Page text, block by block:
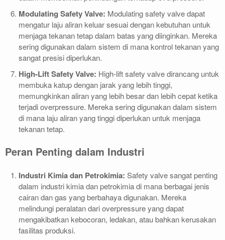
Modulating Safety Valve: Modulating safety valve dapat
mengatur laju aliran keluar sesuai dengan kebutuhan untuk
menjaga tekanan tetap dalam batas yang diinginkan. Mereka
sering digunakan dalam sistem di mana kontrol tekanan yang
sangat presisi diperlukan.
High-Lift Safety Valve: High-lift safety valve dirancang untuk
membuka katup dengan jarak yang lebih tinggi,
memungkinkan aliran yang lebih besar dan lebih cepat ketika
terjadi overpressure. Mereka sering digunakan dalam sistem
di mana laju aliran yang tinggi diperlukan untuk menjaga
tekanan tetap.
Peran Penting dalam Industri
Industri Kimia dan Petrokimia: Safety valve sangat penting
dalam industri kimia dan petrokimia di mana berbagai jenis
cairan dan gas yang berbahaya digunakan. Mereka
melindungi peralatan dari overpressure yang dapat
mengakibatkan kebocoran, ledakan, atau bahkan kerusakan
fasilitas produksi.